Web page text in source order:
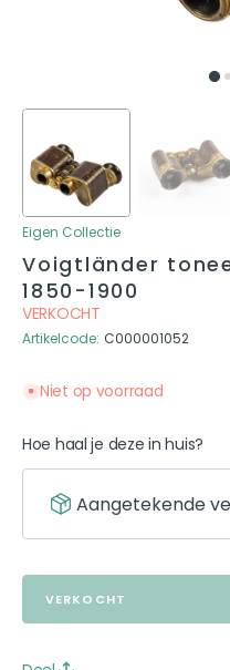
Eigen Collectie
Voigtländer
1850-1900
VERKOCHT
Artikelcode: C000001052
Niet op voorraad
Hoe haal je deze in huis?
Aangetekende
VERKOCHT